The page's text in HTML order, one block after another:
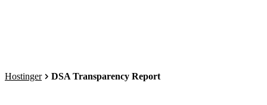
Hostinger DSA Transparency Report